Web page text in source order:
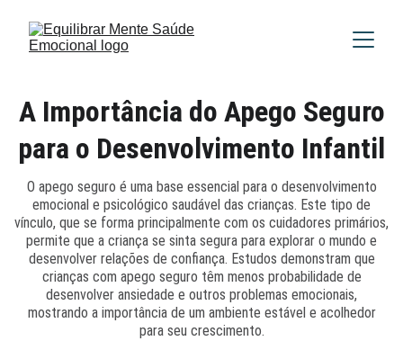
A Importância do Apego Seguro
para o Desenvolvimento Infantil
O apego seguro é uma base essencial para o desenvolvimento
emocional e psicológico saudável das crianças. Este tipo de
vínculo, que se forma principalmente com os cuidadores primários,
permite que a criança se sinta segura para explorar o mundo e
desenvolver relações de confiança. Estudos demonstram que
crianças com apego seguro têm menos probabilidade de
desenvolver ansiedade e outros problemas emocionais,
mostrando a importância de um ambiente estável e acolhedor
para seu crescimento.